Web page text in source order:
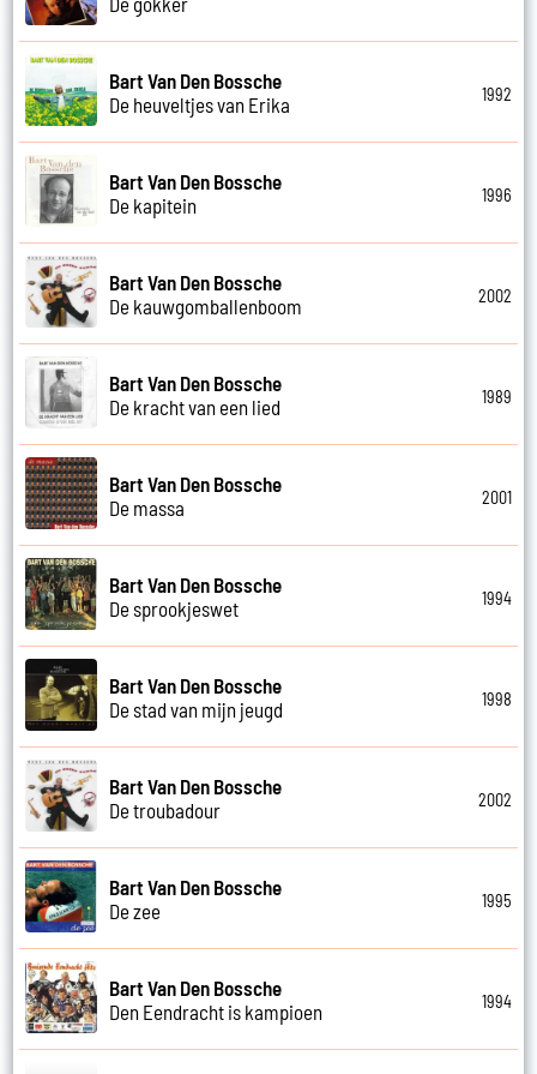
Bart Van Den Bossche
De heuveltjes van Erika
1992
Bart Van Den Bossche
De kapitein
1996
Bart Van Den Bossche
De kauwgomballenboom
2002
Bart Van Den Bossche
De kracht van een lied
1989
Bart Van Den Bossche
De massa
2001
Bart Van Den Bossche
De sprookjeswet
1994
Bart Van Den Bossche
De stad van mijn jeugd
1998
Bart Van Den Bossche
De troubadour
2002
Bart Van Den Bossche
De zee
1995
Bart Van Den Bossche
Den Eendracht is kampioen
1994